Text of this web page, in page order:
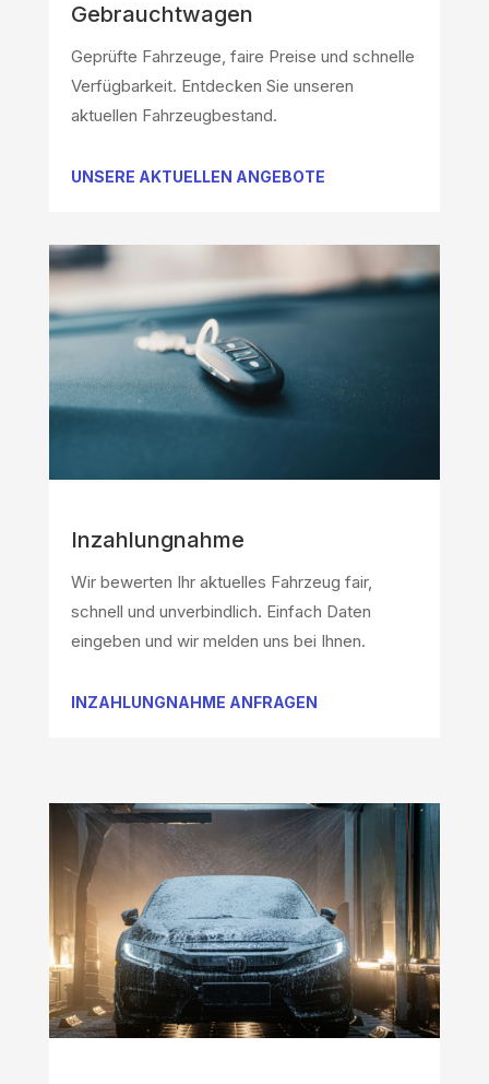
Gebrauchtwagen
Geprüfte Fahrzeuge, faire Preise und schnelle
Verfügbarkeit. Entdecken Sie unseren
aktuellen Fahrzeugbestand.
UNSERE AKTUELLEN ANGEBOTE
Inzahlungnahme
Wir bewerten Ihr aktuelles Fahrzeug fair,
schnell und unverbindlich. Einfach Daten
eingeben und wir melden uns bei Ihnen.
INZAHLUNGNAHME ANFRAGEN